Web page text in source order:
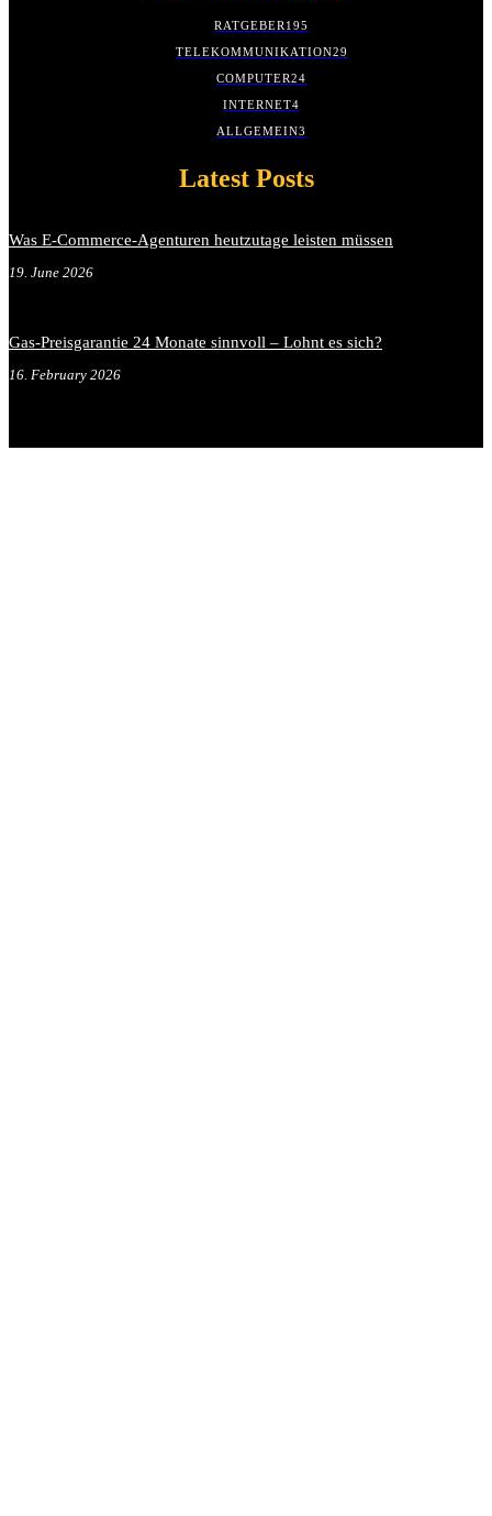
RATGEBER 195
TELEKOMMUNIKATION29
COMPUTER24
INTERNET4
ALLGEMEIN3
Latest Posts
Was E-Commerce-Agenturen heutzutage leisten müssen
19. June 2026
Gas-Preisgarantie 24 Monate sinnvoll – Lohnt es sich?
16. February 2026